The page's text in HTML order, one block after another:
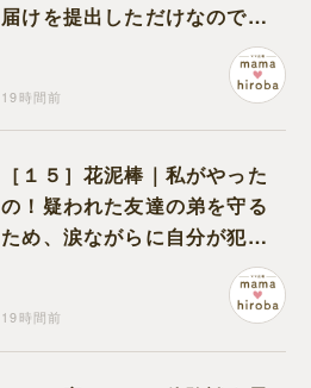
届けを提出しただけなので、
19時間前
［１５］花泥棒｜私がやった
の！疑われた友達の弟を守る
ため、涙ながらに自分が犯人
19時間前